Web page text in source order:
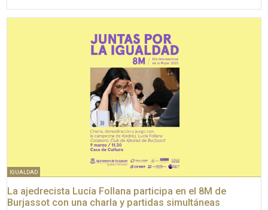
IGUALDAD
La ajedrecista Lucía Follana participa en el 8M de
Burjassot con una charla y partidas simultáneas